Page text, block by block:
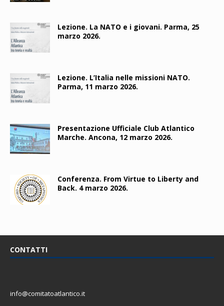
Lezione. La NATO e i giovani. Parma, 25
marzo 2026.
Lezione. L’Italia nelle missioni NATO.
Parma, 11 marzo 2026.
Presentazione Ufficiale Club Atlantico
Marche. Ancona, 12 marzo 2026.
Conferenza. From Virtue to Liberty and
Back. 4 marzo 2026.
CONTATTI
info@comitatoatlantico.it